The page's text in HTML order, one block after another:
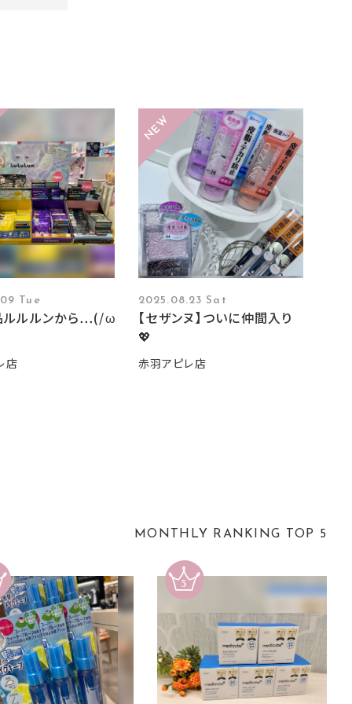
Tue
ルルルンから…(/ω
店
2025.08.23 Sat
【セザンヌ】ついに仲間入り
💖
赤羽アピレ店
MONTHLY RANKING TOP 5